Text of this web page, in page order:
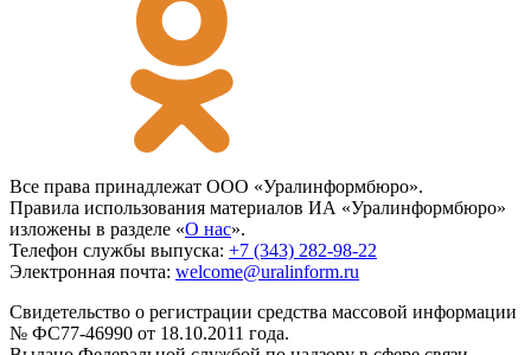
Все права принадлежат ООО «Уралинформбюро».
Правила использования материалов ИА «Уралинформбюро»
изложены в разделе «О нас».
Телефон службы выпуска: +7 (343) 282-98-22
Электронная почта: welcome@uralinform.ru
Свидетельство о регистрации средства массовой информации
№ ФС77-46990 от 18.10.2011 года.